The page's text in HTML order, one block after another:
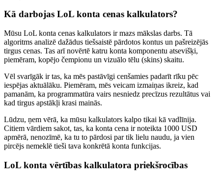
Kā darbojas LoL konta cenas kalkulators?
Mūsu LoL konta cenas kalkulators ir mazs mākslas darbs. Tā
algoritms analizē dažādus tiešsaistē pārdotos kontus un pašreizējās
tirgus cenas. Tas arī novērtē katru konta komponentu atsevišķi,
piemēram, kopējo čempionu un vizuālo tēlu (skins) skaitu.
Vēl svarīgāk ir tas, ka mēs pastāvīgi cenšamies padarīt rīku pēc
iespējas aktuālāku. Piemēram, mēs veicam izmaiņas ikreiz, kad
pamanām, ka programmatūra vairs nesniedz precīzus rezultātus vai
kad tirgus apstākļi krasi mainās.
Lūdzu, ņem vērā, ka mūsu kalkulators kalpo tikai kā vadlīnija.
Citiem vārdiem sakot, tas, ka konta cena ir noteikta 1000 USD
apmērā, nenozīmē, ka tu to pārdosi par tik lielu naudu, ja vien
pircējs nemeklē tieši tava konkrētā konta funkcijas.
LoL konta vērtības kalkulatora priekšrocības